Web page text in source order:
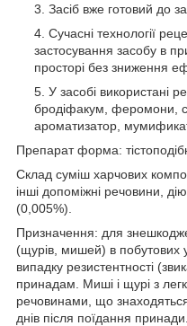
Засіб вже готовий до
Сучасні технології
застосування засобу в
просторі без зниження
У засобі використані
бродіфакум, феромони,
ароматизатор,
Препарат форма:
Склад суміш харчових
інші допоміжні речовини,
(0,005%).
Призначення: для
(щурів, мишей) в побутових
випадку резистентності
принадам. Миші і щурі з
речовинами, що
днів після поїдання